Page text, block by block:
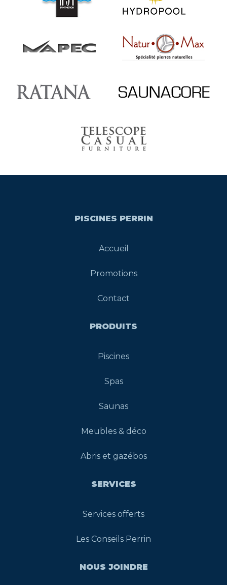
PISCINES PERRIN
Accueil
Promotions
Contact
PRODUITS
Piscines
Spas
Saunas
Meubles & déco
Abris et gazébos
SERVICES
Services offerts
Les Conseils Perrin
NOUS JOINDRE